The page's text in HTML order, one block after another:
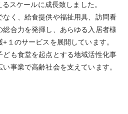
スケールに成長致しました。
く、給食提供や福祉用具、訪問看
合力を発揮し、あらゆる入居者様
１のサービスを展開しています。
ども食堂を起点とする地域活性化事
事業で高齢社会を支えています。